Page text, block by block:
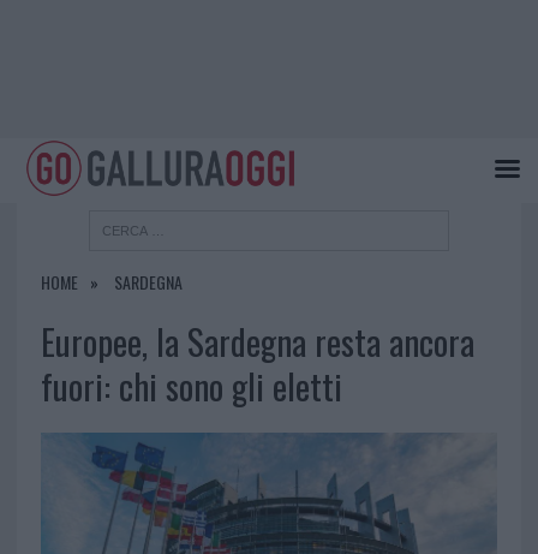
HOME SARDEGNA
Europee, la Sardegna resta ancora
fuori: chi sono gli eletti